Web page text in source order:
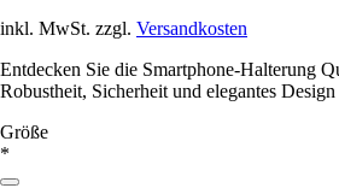
inkl. MwSt. zzgl. Versandkosten
Entdecken Sie die Smartphone-Halterung
Robustheit, Sicherheit und elegantes
Größe
*